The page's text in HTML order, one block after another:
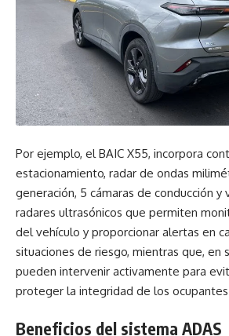
Por ejemplo, el BAIC X55, incorpora
estacionamiento, radar de ondas
generación, 5 cámaras de conducción y
radares ultrasónicos que permiten
del vehículo y proporcionar alertas en
situaciones de riesgo, mientras que, en
pueden intervenir activamente para
proteger la integridad de los
Beneficios del sistema ADAS